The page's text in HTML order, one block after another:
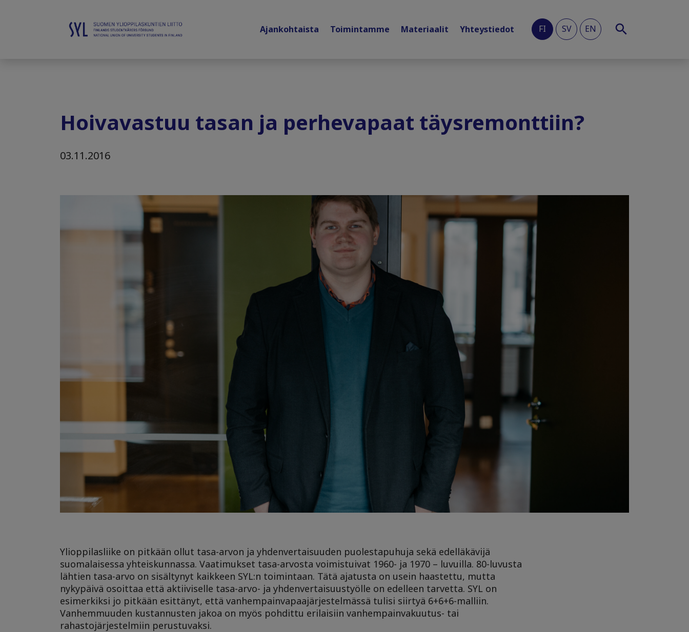
Ajankohtaista Toimintamme Materiaalit Yhteystiedot FI SV EN
Hoivavastuu tasan ja perhevapaat täysremonttiin?
03.11.2016
Ylioppilasliike on pitkään ollut tasa-arvon ja yhdenvertaisuuden puolestapuhuja sekä edelläkävijä
suomalaisessa yhteiskunnassa. Vaatimukset tasa-arvosta voimistuivat 1960- ja 1970 – luvuilla. 80-luvusta
lähtien tasa-arvo on sisältynyt kaikkeen SYL:n toimintaan. Tätä ajatusta on usein haastettu, mutta
nykypäivä osoittaa että aktiiviselle tasa-arvo- ja yhdenvertaisuustyölle on edelleen tarvetta. SYL on
esimerkiksi jo pitkään esittänyt, että vanhempainvapaajärjestelmässä tulisi siirtyä 6+6+6-malliin.
Vanhemmuuden kustannusten jakoa on myös pohdittu erilaisiin vanhempainvakuutus- tai
rahastojärjestelmiin perustuvaksi.